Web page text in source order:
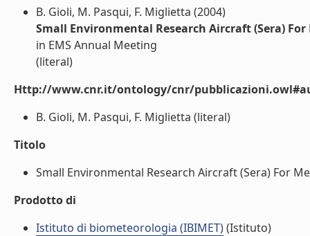
B. Gioli, M. Pasqui, F. Miglietta (2004)
Small Environmental Research Aircraft (Sera)
in EMS Annual Meeting
(literal)
Http://www.cnr.it/ontology/cnr/
B. Gioli, M. Pasqui, F. Miglietta (literal)
Titolo
Small Environmental Research Aircraft (Sera) For
Prodotto di
Istituto di biometeorologia (IBIMET)(Istituto)